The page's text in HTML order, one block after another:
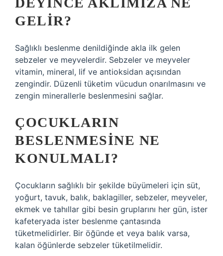
GELIR?
Sağlıklı beslenme denildiğinde akla ilk gelen
sebzeler ve meyvelerdir. Sebzeler ve meyveler
vitamin, mineral, lif ve antioksidan açısından
zengindir. Düzenli tüketim vücudun onarılmasını ve
zengin minerallerle beslenmesini sağlar.
ÇOCUKLARIN
BESLENMESINE NE
KONULMALI?
Çocukların sağlıklı bir şekilde büyümeleri için süt,
yoğurt, tavuk, balık, baklagiller, sebzeler, meyveler,
ekmek ve tahıllar gibi besin gruplarını her gün, ister
kafeteryada ister beslenme çantasında
tüketmelidirler. Bir öğünde et veya balık varsa,
kalan öğünlerde sebzeler tüketilmelidir.